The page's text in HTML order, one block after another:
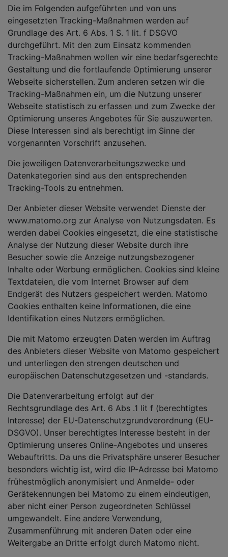
Die im Folgenden aufgeführten und von uns
eingesetzten Tracking-Maßnahmen werden auf
Grundlage des Art. 6 Abs. 1 S. 1 lit. f DSGVO
durchgeführt. Mit den zum Einsatz kommenden
Tracking-Maßnahmen wollen wir eine bedarfsgerechte
Gestaltung und die fortlaufende Optimierung unserer
Webseite sicherstellen. Zum anderen setzen wir die
Tracking-Maßnahmen ein, um die Nutzung unserer
Webseite statistisch zu erfassen und zum Zwecke der
Optimierung unseres Angebotes für Sie auszuwerten.
Diese Interessen sind als berechtigt im Sinne der
vorgenannten Vorschrift anzusehen.
Die jeweiligen Datenverarbeitungszwecke und
Datenkategorien sind aus den entsprechenden
Tracking-Tools zu entnehmen.
Der Anbieter dieser Website verwendet Dienste der
www.matomo.org zur Analyse von Nutzungsdaten. Es
werden dabei Cookies eingesetzt, die eine statistische
Analyse der Nutzung dieser Website durch ihre
Besucher sowie die Anzeige nutzungsbezogener
Inhalte oder Werbung ermöglichen. Cookies sind kleine
Textdateien, die vom Internet Browser auf dem
Endgerät des Nutzers gespeichert werden. Matomo
Cookies enthalten keine Informationen, die eine
Identifikation eines Nutzers ermöglichen.
Die mit Matomo erzeugten Daten werden im Auftrag
des Anbieters dieser Website von Matomo gespeichert
und unterliegen den strengen deutschen und
europäischen Datenschutzgesetzen und -standards.
Die Datenverarbeitung erfolgt auf der
Rechtsgrundlage des Art. 6 Abs .1 lit f (berechtigtes
Interesse) der EU-Datenschutzgrundverordnung (EU-
DSGVO). Unser berechtigtes Interesse besteht in der
Optimierung unseres Online-Angebotes und unseres
Webauftritts. Da uns die Privatsphäre unserer Besucher
besonders wichtig ist, wird die IP-Adresse bei Matomo
frühestmöglich anonymisiert und Anmelde- oder
Gerätekennungen bei Matomo zu einem eindeutigen,
aber nicht einer Person zugeordneten Schlüssel
umgewandelt. Eine andere Verwendung,
Zusammenführung mit anderen Daten oder eine
Weitergabe an Dritte erfolgt durch Matomo nicht.